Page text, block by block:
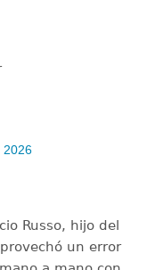
2026
Russo, hijo del
un error